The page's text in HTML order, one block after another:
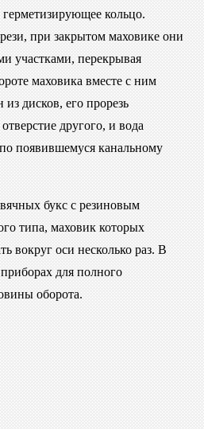
кольцо.
при закрытом маховике они
участками, перекрывая
маховика вместе с ним
дисков, его прорезь
другого, и вода
появившемуся канальному
букс с резиновым
типа, маховик которых
вокруг оси несколько раз. В
для полного
оборота.